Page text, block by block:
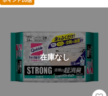
在庫なし